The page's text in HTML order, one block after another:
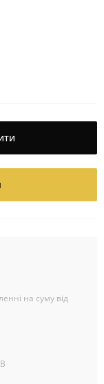
на суму від